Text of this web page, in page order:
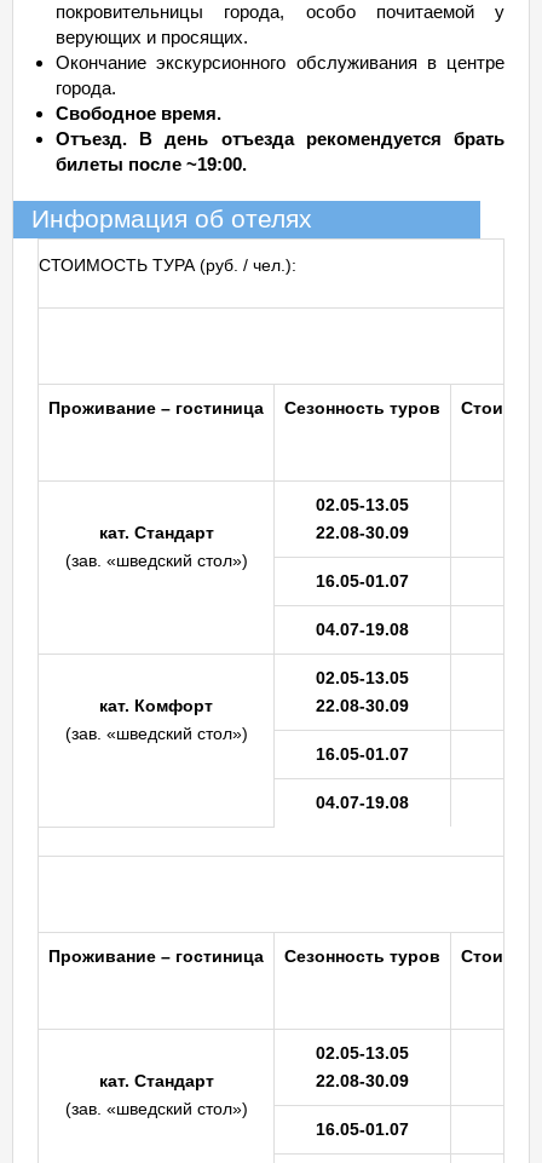
покровительницы города, особо почитаемой у
верующих и просящих.
Окончание экскурсионного обслуживания в центре
города.
Свободное время.
Отъезд. В день отъезда рекомендуется брать
билеты после ~19:00.
Информация об отелях
СТОИМОСТЬ ТУРА (руб. / чел.):
Проживание – гостиница Сезонность туров
кат. Стандарт
(зав. «шведский стол»)
02.05-13.05
22.08-30.09
16.05-01.07
04.07-19.08
кат. Комфорт
(зав. «шведский стол»)
02.05-13.05
22.08-30.09
16.05-01.07
04.07-19.08
Проживание – гостиница Сезонность туров
кат. Стандарт
(зав. «шведский стол»)
02.05-13.05
22.08-30.09
16.05-01.07